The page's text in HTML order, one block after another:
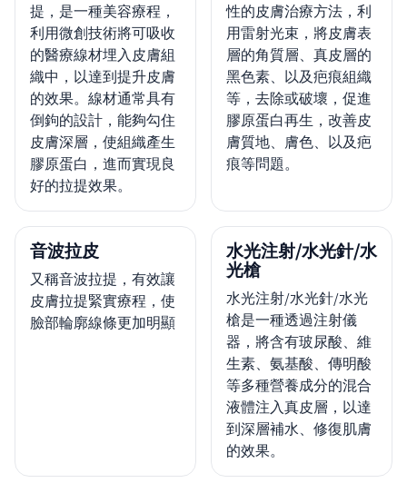
提，是一種美容療程，
利用微創技術將可吸收
的醫療線材埋入皮膚組
織中，以達到提升皮膚
的效果。線材通常具有
倒鉤的設計，能夠勾住
皮膚深層，使組織產生
膠原蛋白，進而實現良
好的拉提效果。
性的皮膚治療方法，利
用雷射光束，將皮膚表
層的角質層、真皮層的
黑色素、以及疤痕組織
等，去除或破壞，促進
膠原蛋白再生，改善皮
膚質地、膚色、以及疤
痕等問題。
音波拉皮
又稱音波拉提，有效讓
皮膚拉提緊實療程，使
臉部輪廓線條更加明顯
水光注射/水光針/水
光槍
水光注射/水光針/水光
槍是一種透過注射儀
器，將含有玻尿酸、維
生素、氨基酸、傳明酸
等多種營養成分的混合
液體注入真皮層，以達
到深層補水、修復肌膚
的效果。